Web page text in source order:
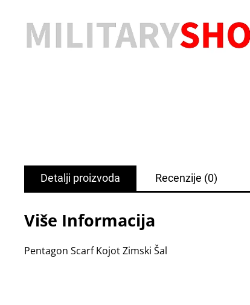
Detalji proizvoda Recenzije (0)
Više Informacija
Pentagon Scarf Kojot Zimski Šal